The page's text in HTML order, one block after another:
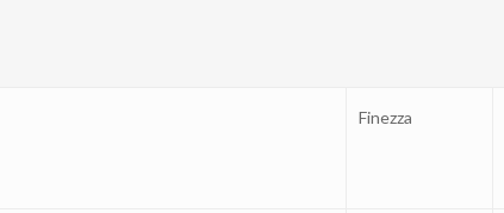
Finezza